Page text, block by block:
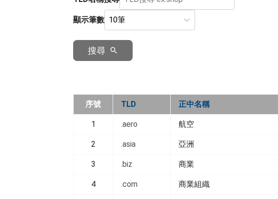
顯示筆數
搜尋
序號 TLD 正中名稱
1 .aero 航空
2 .asia 亞洲
3 .biz 商業
4 .com 商業組織